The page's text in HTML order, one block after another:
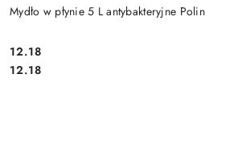
Mydło w płynie 5 L antybakteryjne Polin
Cena:
12.18
Cena:
12.18